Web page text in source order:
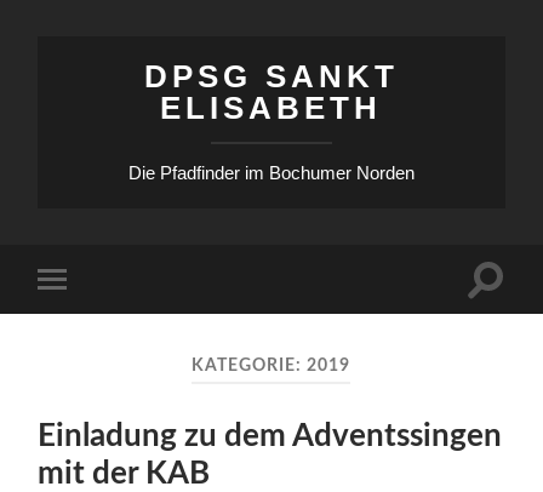
DPSG SANKT
ELISABETH
Die Pfadfinder im Bochumer Norden
Menü
KATEGORIE: 2019
Einladung zu dem Adventssingen
mit der KAB